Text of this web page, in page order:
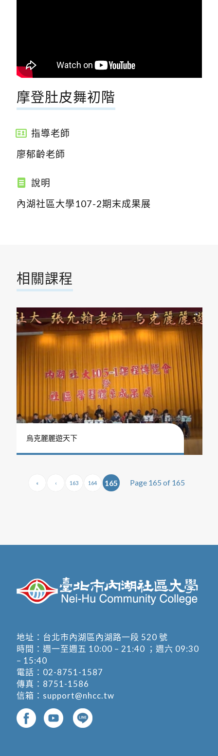
摩登肚皮舞初階
指導老師
廖郁齡老師
說明
內湖社區大學107-2期末成果展
相關課程
烏克麗麗遊天下
Page 165 of 165
« ‹ 163 164 165
地址： 台北市內湖區內湖路一段 520 號
時間：週一至週五 10:00 – 21:40 ；週六 09:30
– 15:40
電話： 02-8751-1587
傳真：8751-1586
信箱： support@nhcc.tw